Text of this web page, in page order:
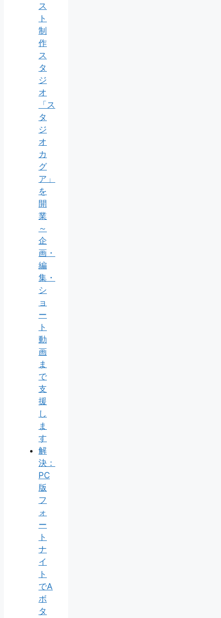
ス
ト
制
作
ス
タ
ジ
オ
「ス
タ
ジ
オ
カ
グ
ア」
を
開
業
～
企
画・
編
集・
シ
ョ
ー
ト
動
画
ま
で
支
援
し
ま
す
解
決：
PC
版
フ
ォ
ー
ト
ナ
イ
ト
でA
ボ
タ